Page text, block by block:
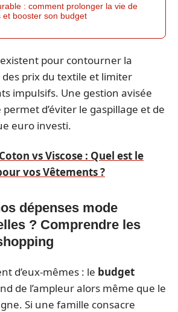
: comment prolonger la vie de
et booster son budget
pour contourner la
prix du textile et limiter
impulsifs. Une gestion avisée
d’éviter le gaspillage et de
euro investi.
Coton vs Viscose : Quel est le
vos Vêtements ?
dépenses mode
? Comprendre les
d’eux-mêmes : le budget
de l’ampleur alors même que le
Si une famille consacre